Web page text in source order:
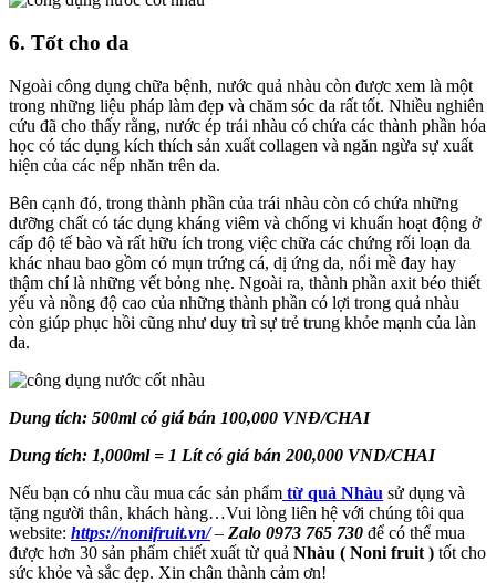
6. Tốt cho da
Ngoài công dụng chữa bệnh, nước quả nhàu còn được xem là một
trong những liệu pháp làm đẹp và chăm sóc da rất tốt. Nhiều nghiên
cứu đã cho thấy rằng, nước ép trái nhàu có chứa các thành phần hóa
học có tác dụng kích thích sản xuất collagen và ngăn ngừa sự xuất
hiện của các nếp nhăn trên da.
Bên cạnh đó, trong thành phần của trái nhàu còn có chứa những
dưỡng chất có tác dụng kháng viêm và chống vi khuẩn hoạt động ở
cấp độ tế bào và rất hữu ích trong việc chữa các chứng rối loạn da
khác nhau bao gồm có mụn trứng cá, dị ứng da, nổi mề đay hay
thậm chí là những vết bỏng nhẹ. Ngoài ra, thành phần axit béo thiết
yếu và nồng độ cao của những thành phần có lợi trong quả nhàu
còn giúp phục hồi cũng như duy trì sự trẻ trung khỏe mạnh của làn
da.
Dung tích: 500ml có giá bán 100,000 VNĐ/CHAI
Dung tích: 1,000ml = 1 Lít có giá bán 200,000 VND/CHAI
Nếu bạn có nhu cầu mua các sản phẩm từ quả Nhàu sử dụng và
tặng người thân, khách hàng…Vui lòng liên hệ với chúng tôi qua
website: https://nonifruit.vn/– Zalo 0973 765 730 để có thể mua
được hơn 30 sản phẩm chiết xuất từ quả Nhàu ( Noni fruit ) tốt cho
sức khỏe và sắc đẹp. Xin chân thành cảm ơn!